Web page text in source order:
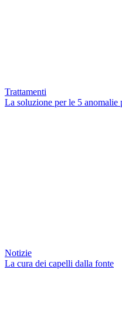
Trattamenti
La soluzione per le 5
Notizie
La cura dei capelli dalla fonte